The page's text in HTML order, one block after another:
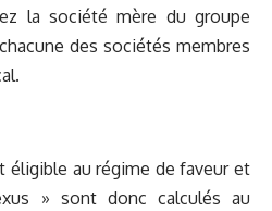
la société mère du groupe
des sociétés membres
éligible au régime de faveur et
» sont donc calculés au